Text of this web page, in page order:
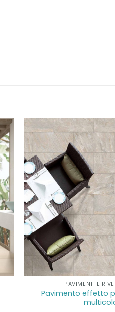
PAVIMENTI E
Pavimento effetto